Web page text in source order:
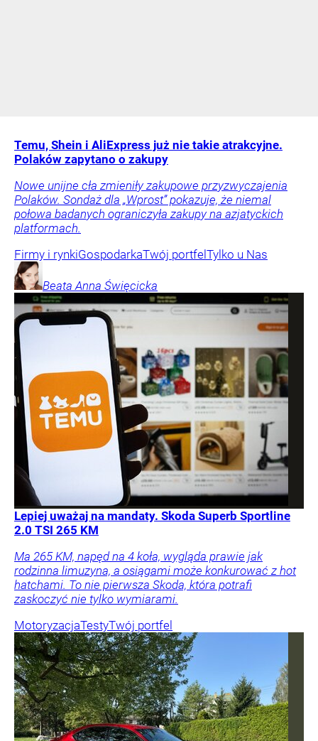
Temu, Shein i AliExpress już nie takie atrakcyjne.
Polaków zapytano o zakupy
Nowe unijne cła zmieniły zakupowe przyzwyczajenia
Polaków. Sondaż dla „Wprost” pokazuje, że niemal
połowa badanych ograniczyła zakupy na azjatyckich
platformach.
Firmy i rynkiGospodarkaTwój portfel Tylko u Nas
Beata Anna Święcicka
Lepiej uważaj na mandaty. Skoda Superb Sportline
2.0 TSI 265 KM
Ma 265 KM, napęd na 4 koła, wygląda prawie jak
rodzinna limuzyna, a osiągami może konkurować z hot
hatchami. To nie pierwsza Skoda, która potrafi
zaskoczyć nie tylko wymiarami.
MotoryzacjaTestyTwój portfel